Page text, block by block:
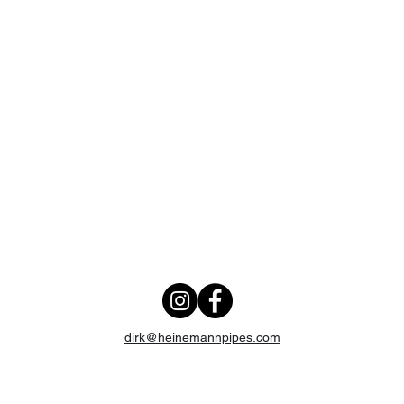
dirk@heinemannpipes.com